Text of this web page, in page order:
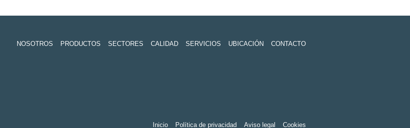
NOSOTROS PRODUCTOS SECTORES CALIDAD SERVICIOS UBICACIÓN CONTACTO
Inicio Política de privacidad Aviso legal Cookies